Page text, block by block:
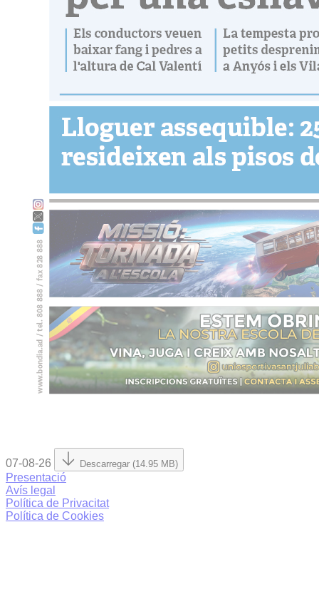
07-08-26 Descarregar (14.95 MB)
Presentació
Avís legal
Política de Privacitat
Política de Cookies